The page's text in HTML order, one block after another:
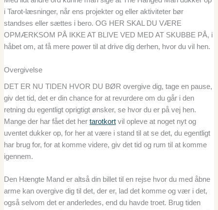
i Tarot-læsninger, når ens projekter og eller aktiviteter bør
standses eller sættes i bero. OG HER SKAL DU VÆRE
OPMÆRKSOM PÅ IKKE AT BLIVE VED MED AT SKUBBE PÅ, i
håbet om, at få mere power til at drive dig derhen, hvor du vil hen.
Overgivelse
DET ER NU TIDEN HVOR DU BØR overgive dig, tage en pause,
giv det tid, det er din chance for at revurdere om du går i den
retning du egentligt oprigtigt ønsker, se hvor du er på vej hen.
Mange der har fået det her tarotkortvil opleve at noget nyt og
uventet dukker op, for her at være i stand til at se det, du egentligt
har brug for, for at komme videre, giv det tid og rum til at komme
igennem.
Den Hængte Mand er altså din billet til en rejse hvor du med åbne
arme kan overgive dig til det, der er, lad det komme og vær i det,
også selvom det er anderledes, end du havde troet. Brug tiden